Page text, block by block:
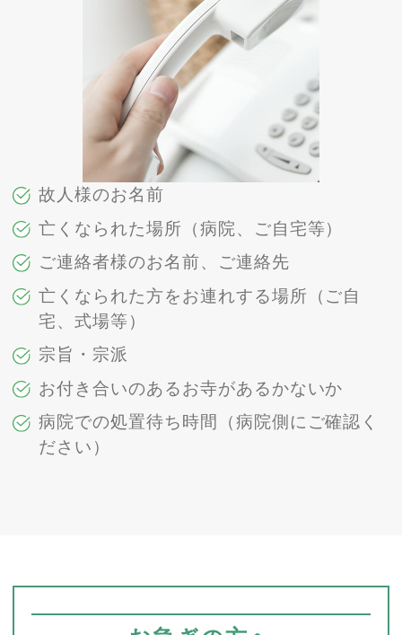
故人様のお名前
亡くなられた場所（病院、ご自宅等）
ご連絡者様のお名前、ご連絡先
亡くなられた方をお連れする場所（ご自
宅、式場等）
宗旨・宗派
お付き合いのあるお寺があるかないか
病院での処置待ち時間（病院側にご確認く
ださい）